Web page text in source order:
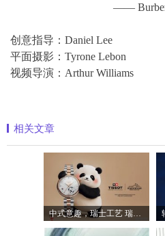
——
创意指导：Daniel Lee
平面摄影：Tyrone Lebon
视频导演：Arthur Williams
相关文章
中式意趣，瑞士工艺 瑞士天梭表携手国宝